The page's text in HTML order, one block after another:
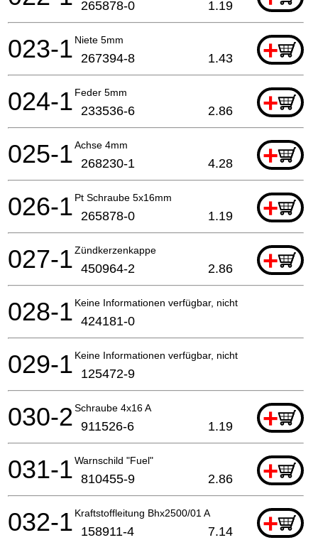
265878-0 1.19
Niete 5mm +
023-1 267394-8 1.43
Feder 5mm +
024-1 233536-6 2.86
Achse 4mm +
025-1 268230-1 4.28
Pt Schraube 5x16mm +
026-1 265878-0 1.19
Zündkerzenkappe +
027-1 450964-2 2.86
Keine Informationen verfügbar, nicht bestellbar
028-1 424181-0
Keine Informationen verfügbar, nicht bestellbar
029-1 125472-9
Schraube 4x16 A +
030-2 911526-6 1.19
Warnschild "Fuel" +
031-1 810455-9 2.86
Kraftstoffleitung Bhx2500/01 A +
032-1 158911-4 7.14